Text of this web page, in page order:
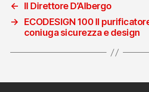
←
Il Direttore D’Albergo
→
ECODESIGN 100 Il
coniuga sicurezza e design